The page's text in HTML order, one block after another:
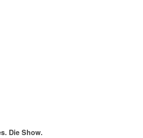
Die Show.